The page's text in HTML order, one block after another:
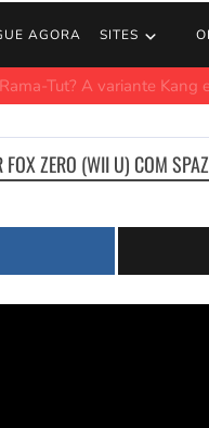
AGORA SITES
de Demon Slayer,
FOX ZERO (WII U) COM